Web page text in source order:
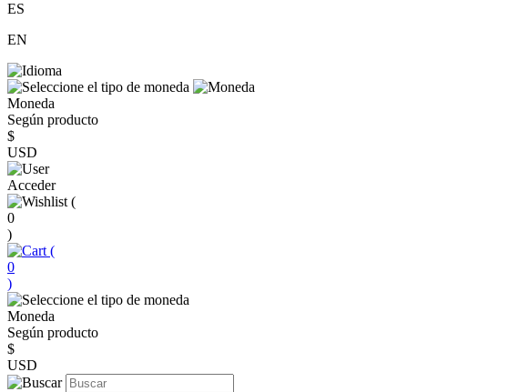
ES
EN
Moneda
Según producto
$
USD
Acceder
(
0
)
(
0
)
Moneda
Según producto
$
USD